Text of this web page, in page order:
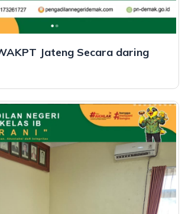
Jateng Secara daring